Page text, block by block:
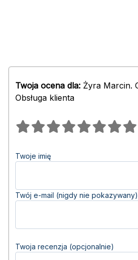
Twoja ocena dla: Żyra Marcin.
Obsługa klienta
Twoje imię
Twój e-mail (nigdy nie pokazywany)
Twoja recenzja (opcjonalnie)